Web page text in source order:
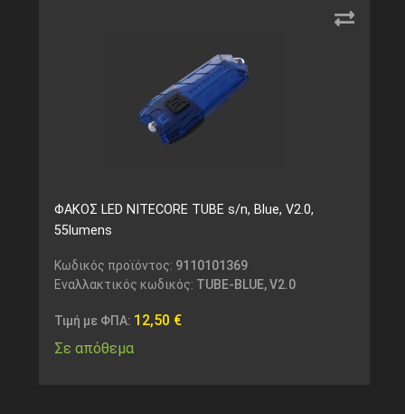
ΦΑΚΟΣ LED NITECORE TUBE s/n, Blue, V2.0,
55lumens
Κωδικός προϊόντος: 9110101369
Εναλλακτικός κωδικός: TUBE-BLUE, V2.0
Τιμή με ΦΠΑ: 12,50 €
Σε απόθεμα